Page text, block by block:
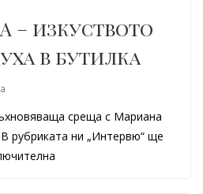
– изкуството
в бутилка
среща с Мариана
рубриката ни „Интервю“ ще